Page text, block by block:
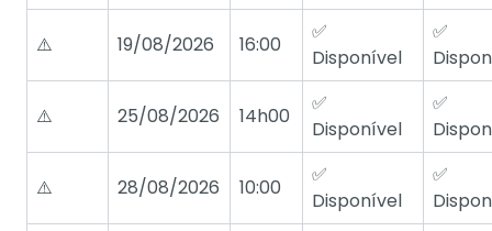
⚠️ 19/08/2026 16:00
✅
Disponível
✅
⚠️ 25/08/2026 14h00
✅
Disponível
✅
⚠️ 28/08/2026 10:00
✅
Disponível
✅